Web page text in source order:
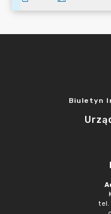
Biuletyn
tel.